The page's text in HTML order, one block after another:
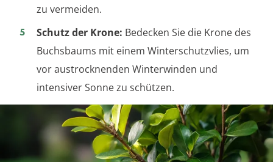
zu vermeiden.
Schutz der Krone: Bedecken Sie die Krone des
Buchsbaums mit einem Winterschutzvlies, um
vor austrocknenden Winterwinden und
intensiver Sonne zu schützen.